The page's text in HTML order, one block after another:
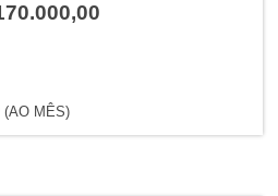
(AO MÊS)